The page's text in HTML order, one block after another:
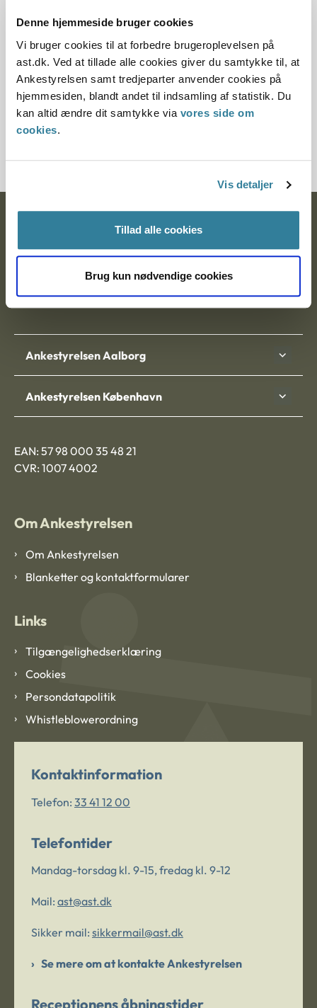
Denne hjemmeside bruger cookies
Vi bruger cookies til at forbedre brugeroplevelsen på
ast.dk. Ved at tillade alle cookies giver du samtykke til, at
Ankestyrelsen samt tredjeparter anvender cookies på
hjemmesiden, blandt andet til indsamling af statistik. Du
kan altid ændre dit samtykke via vores side om
cookies.
Vis detaljer
Tillad alle cookies
Brug kun nødvendige cookies
Paragraf
§ 82 § 3
Journalnummer
Postadresse:
Nytorv 7, 2. sal
9000 Aalborg
Ankestyrelsen Aalborg
Ankestyrelsen København
EAN: 57 98 000 35 48 21
CVR: 1007 4002
Om Ankestyrelsen
Om Ankestyrelsen
Blanketter og kontaktformularer
Links
Tilgængelighedserklæring
Cookies
Persondatapolitik
Whistleblowerordning
Kontaktinformation
Telefon: 33 41 12 00
Telefontider
Mandag-torsdag kl. 9-15, fredag kl. 9-12
Mail: ast@ast.dk
Sikker mail: sikkermail@ast.dk
Se mere om at kontakte Ankestyrelsen
Receptionens åbningstider